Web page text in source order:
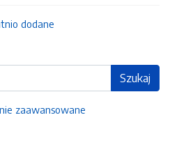
dodane
Szukaj
zaawansowane